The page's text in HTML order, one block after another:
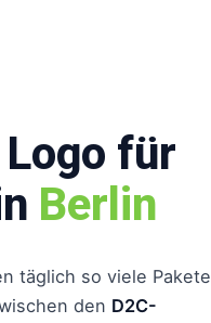
für
Berlin
täglich so viele Pakete
den D2C-